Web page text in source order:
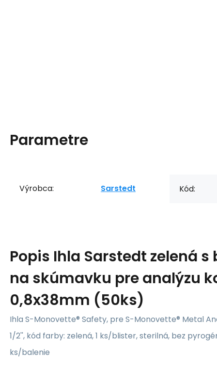
Parametre
Výrobca: Sarstedt Kód:
Popis Ihla Sarstedt zelená
na skúmavku pre analýzu
0,8x38mm (50ks)
Ihla S-Monovette® Safety, pre S-Monovette® Metal
1/2'', kód farby: zelená, 1 ks/blister, sterilná, bez
ks/balenie